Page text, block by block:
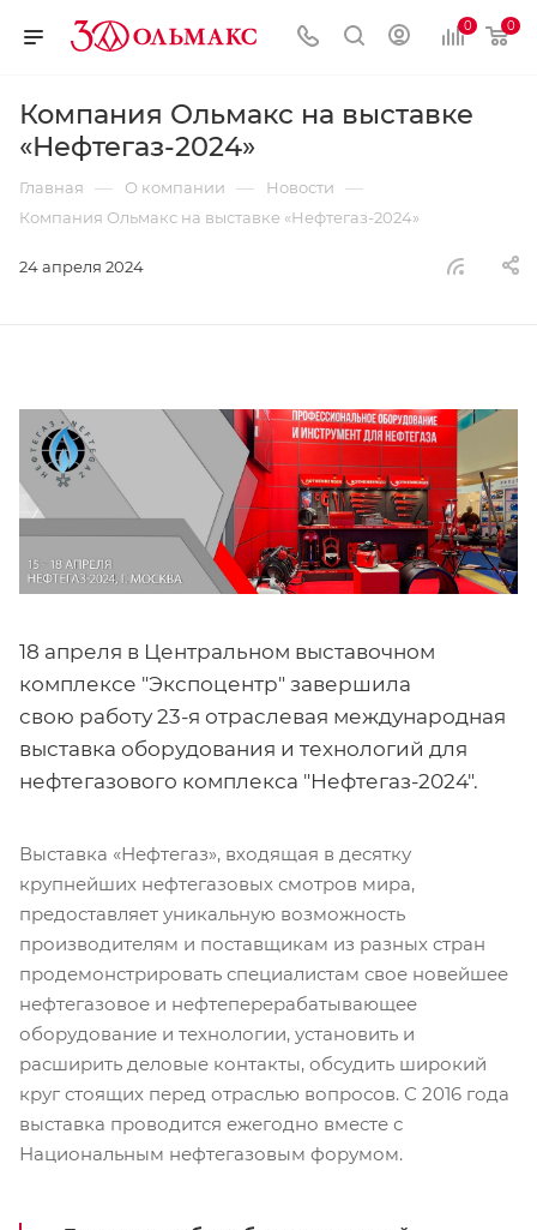
0 0
Компания Ольмакс на выставке
«Нефтегаз-2024»
Главная — О компании — Новости —
Компания Ольмакс на выставке «Нефтегаз-2024»
24 апреля 2024
18 апреля в Центральном выставочном
комплексе "Экспоцентр" завершила
свою работу 23-я отраслевая международная
выставка оборудования и технологий для
нефтегазового комплекса "Нефтегаз-2024".
Выставка «Нефтегаз», входящая в десятку
крупнейших нефтегазовых смотров мира,
предоставляет уникальную возможность
производителям и поставщикам из разных стран
продемонстрировать специалистам свое новейшее
нефтегазовое и нефтеперерабатывающее
оборудование и технологии, установить и
расширить деловые контакты, обсудить широкий
круг стоящих перед отраслью вопросов. С 2016 года
выставка проводится ежегодно вместе с
Национальным нефтегазовым форумом.